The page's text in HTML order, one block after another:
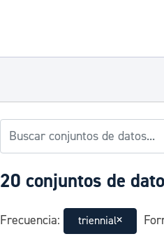
20 conjuntos de
Frecuencia: triennial